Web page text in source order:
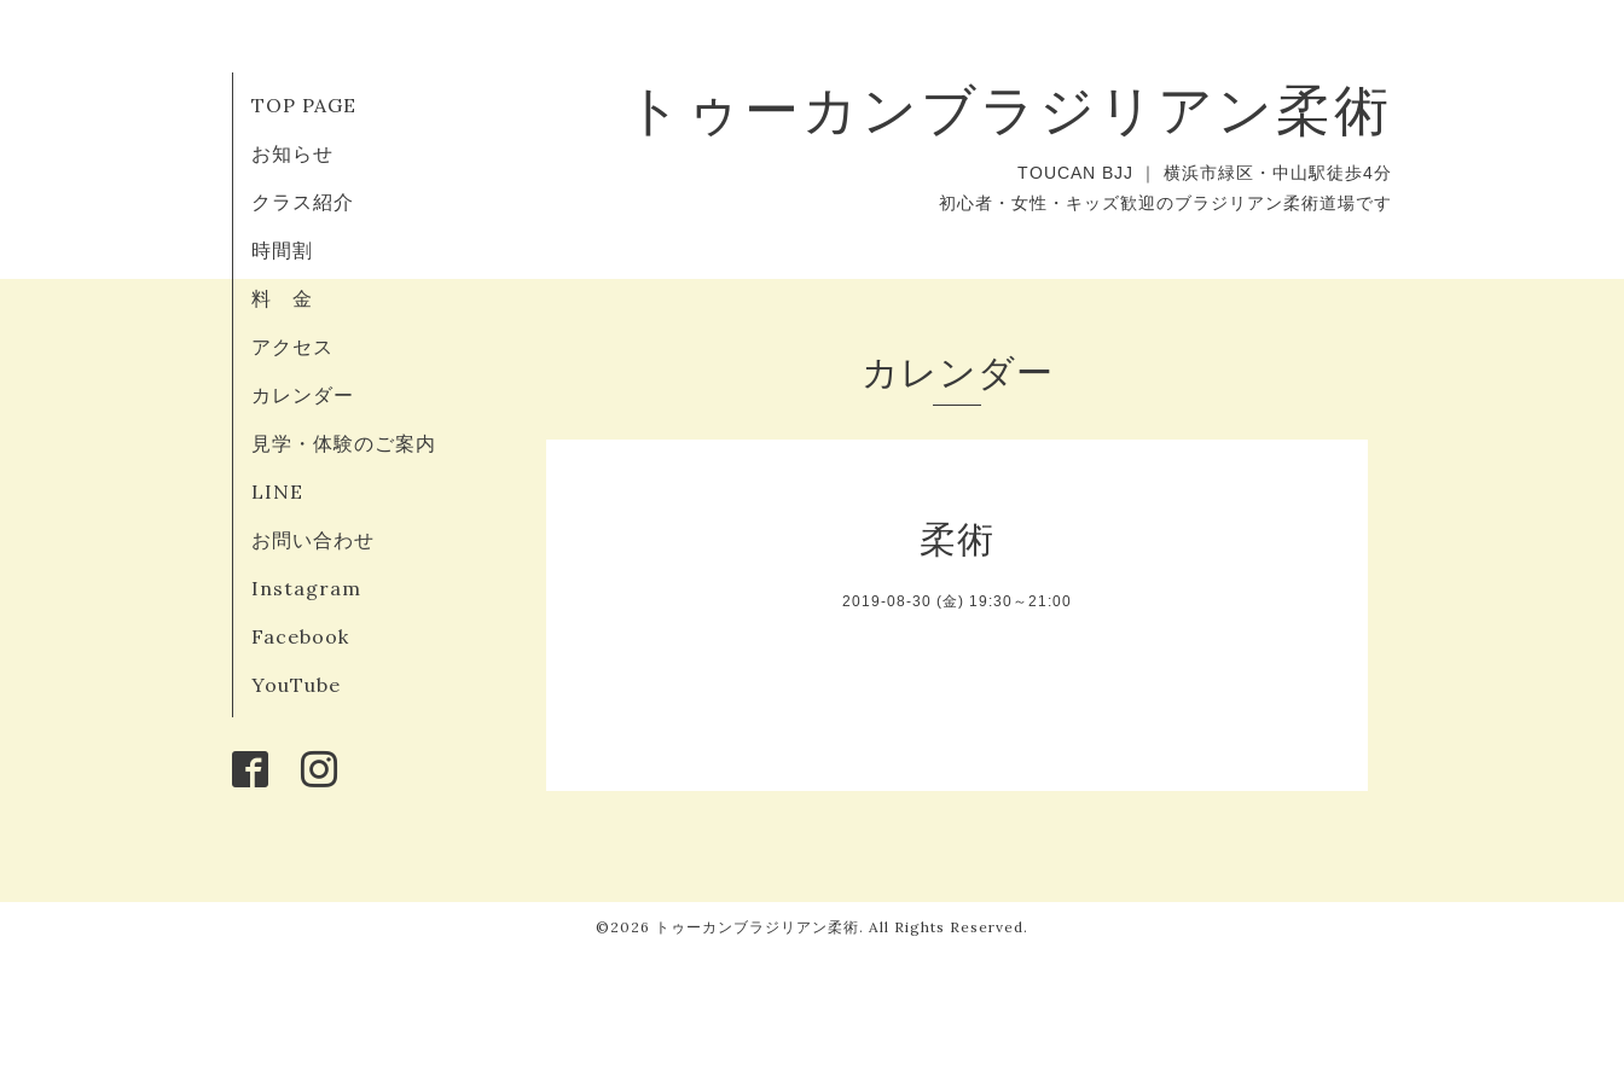
トゥーカンブラジリアン柔術
TOUCAN BJJ ｜ 横浜市緑区・中山駅徒歩4分
初心者・女性・キッズ歓迎のブラジリアン柔術道場です
TOP PAGE
お知らせ
クラス紹介
時間割
料 金
アクセス
カレンダー
見学・体験のご案内
LINE
お問い合わせ
Instagram
Facebook
YouTube
カレンダー
柔術
2019-08-30 (金) 19:30～21:00
©2026 トゥーカンブラジリアン柔術. All Rights Reserved.